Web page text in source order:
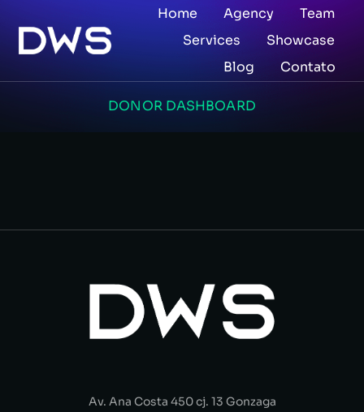
Home Agency
Team
Services
Showcase
Blog
Contato
DONOR DASHBOARD
Av. Ana Costa 450 cj. 13 Gonzaga